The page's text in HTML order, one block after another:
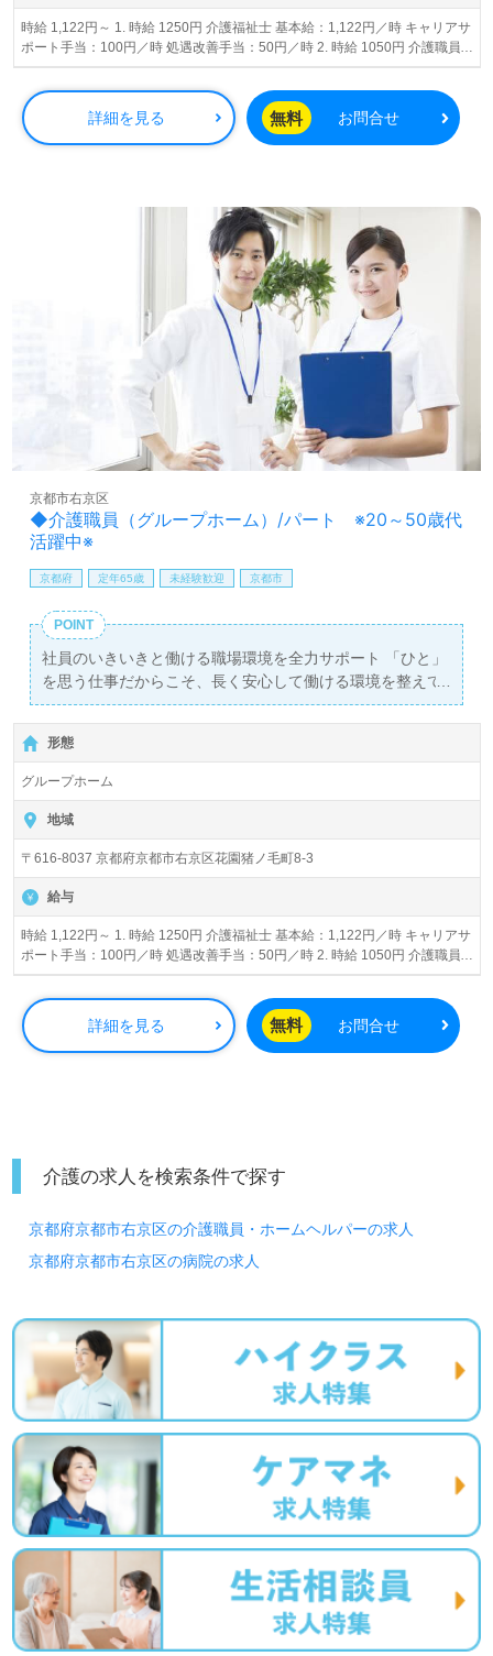
時給 1,122円～ 1. 時給 1250円 介護福祉士 基本給：1,122円／時 キャリアサ
ポート手当：100円／時 処遇改善手当：50円／時 2. 時給 1050円 介護職員
初任者研修（ヘルパー2級）以上 基本給：915円 キャリアサポート手当：
100円／時 処遇改善手当：50円／時 ※雇用期間6ヵ月 契約更新の可能性あ
り（原則更新）
詳細を見る 無料 お問合せ
◆介護職員（グループホーム）/パート ※20～50歳代
活躍中※
京都市右京区
京都府 定年65歳 未経験歓迎 京都市
POINT
社員のいきいきと働ける職場環境を全力サポート 「ひと」
を思う仕事だからこそ、長く安心して働ける環境を整えて
いきます。 充実した福利厚生・教育制度の下、洛和会で一
緒に働きませんか？
形態
グループホーム
地域
〒616-8037 京都府京都市右京区花園猪ノ毛町8-3
給与
時給 1,122円～ 1. 時給 1250円 介護福祉士 基本給：1,122円／時 キャリアサ
ポート手当：100円／時 処遇改善手当：50円／時 2. 時給 1050円 介護職員
初任者研修（ヘルパー2級）以上 基本給：980円 キャリアサポート手当：
詳細を見る 無料 お問合せ
介護の求人を検索条件で探す
京都府京都市右京区の介護職員・ホームヘルパーの求人
京都府京都市右京区の病院の求人